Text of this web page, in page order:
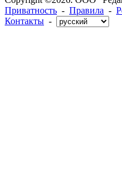
Приватность - Правила -
Контакты -